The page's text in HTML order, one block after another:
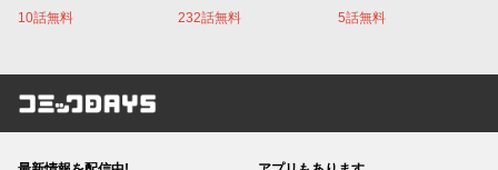
10話無料 232話無料 5話無料
コミックDAYS